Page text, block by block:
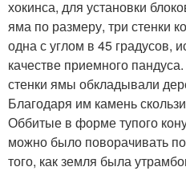
хокинса, для установки
яма по размеру, три стенки
одна с углом в 45 градусов,
качестве приемного
стенки ямы обкладывали
Благодаря им камень
Оббитые в форме тупого
можно было поворачивать
того, как земля была